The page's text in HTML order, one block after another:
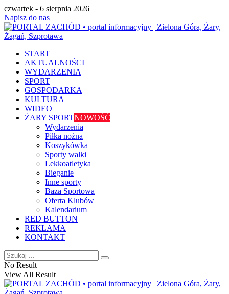
czwartek - 6 sierpnia 2026
Napisz do nas
START
AKTUALNOŚCI
WYDARZENIA
SPORT
GOSPODARKA
KULTURA
WIDEO
ŻARY SPORTNOWOŚĆ
Wydarzenia
Piłka nożna
Koszykówka
Sporty walki
Lekkoatletyka
Bieganie
Inne sporty
Baza Sportowa
Oferta Klubów
Kalendarium
RED BUTTON
REKLAMA
KONTAKT
No Result
View All Result